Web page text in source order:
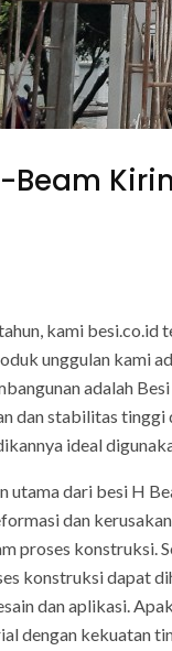
Beam
kami besi.co.id
unggulan kami
adalah
dan stabilitas tinggi
ideal
utama dari besi H
dan
proses konstruksi.
konstruksi dapat
dan aplikasi.
dengan kekuatan